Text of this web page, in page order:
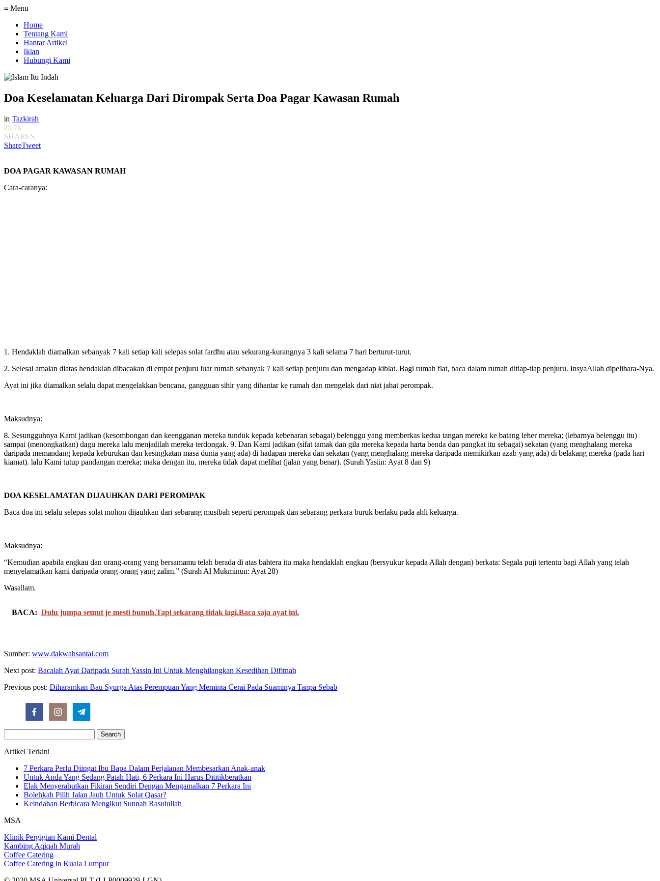
≡ Menu
Home
Tentang Kami
Hantar Artikel
Iklan
Hubungi Kami
Doa Keselamatan Keluarga Dari Dirompak Serta Doa Pagar Kawasan Rumah
in Tazkirah
25.7k
SHARES
ShareTweet
DOA PAGAR KAWASAN RUMAH
Cara-caranya:
1. Hendaklah diamalkan sebanyak 7 kali setiap kali selepas solat fardhu atau sekurang-kurangnya 3 kali selama 7 hari berturut-turut.
2. Selesai amalan diatas hendaklah dibacakan di empat penjuru luar rumah sebanyak 7 kali setiap penjuru dan mengadap kiblat. Bagi rumah flat, baca dalam rumah ditiap-tiap penjuru. InsyaAllah dipelihara-Nya.
Ayat ini jika diamalkan selalu dapat mengelakkan bencana, gangguan sihir yang dihantar ke rumah dan mengelak dari niat jahat perompak.
Maksudnya:
8. Sesungguhnya Kami jadikan (kesombongan dan keengganan mereka tunduk kepada kebenaran sebagai) belenggu yang memberkas kedua tangan mereka ke batang leher mereka; (lebarnya belenggu itu)
sampai (menongkatkan) dagu mereka lalu menjadilah mereka terdongak. 9. Dan Kami jadikan (sifat tamak dan gila mereka kepada harta benda dan pangkat itu sebagai) sekatan (yang menghalang mereka
daripada memandang kepada keburukan dan kesingkatan masa dunia yang ada) di hadapan mereka dan sekatan (yang menghalang mereka daripada memikirkan azab yang ada) di belakang mereka (pada hari
kiamat). lalu Kami tutup pandangan mereka; maka dengan itu, mereka tidak dapat melihat (jalan yang benar). (Surah Yasiin: Ayat 8 dan 9)
DOA KESELAMATAN DIJAUHKAN DARI PEROMPAK
Baca doa ini selalu selepas solat mohon dijauhkan dari sebarang musibah seperti perompak dan sebarang perkara buruk berlaku pada ahli keluarga.
Maksudnya:
“Kemudian apabila engkau dan orang-orang yang bersamamu telah berada di atas bahtera itu maka hendaklah engkau (bersyukur kepada Allah dengan) berkata: Segala puji tertentu bagi Allah yang telah
menyelamatkan kami daripada orang-orang yang zalim.” (Surah Al Mukminun: Ayat 28)
Wasallam.
BACA: Dulu jumpa semut je mesti bunuh.Tapi sekarang tidak lagi.Baca saja ayat ini.
Sumber: www.dakwahsantai.com
Next post: Bacalah Ayat Daripada Surah Yassin Ini Untuk Menghilangkan Kesedihan Difitnah
Previous post: Diharamkan Bau Syurga Atas Perempuan Yang Meminta Cerai Pada Suaminya Tanpa Sebab
for:
Artikel Terkini
7 Perkara Perlu Diingat Ibu Bapa Dalam Perjalanan Membesarkan Anak-anak
Untuk Anda Yang Sedang Patah Hati, 6 Perkara Ini Harus Dititikberatkan
Elak Menyerabutkan Fikiran Sendiri Dengan Mengamalkan 7 Perkara Ini
Bolehkah Pilih Jalan Jauh Untuk Solat Qasar?
Keindahan Berbicara Mengikut Sunnah Rasulullah
MSA
Klinik Pergigian Kami Dental
Kambing Aqiqah Murah
Coffee Catering
Coffee Catering in Kuala Lumpur